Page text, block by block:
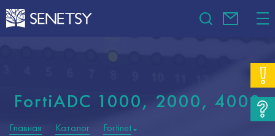
FortiADC 1000, 2000, 4000
Главная Каталог
Fortinet